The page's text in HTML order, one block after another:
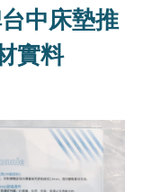
中床墊推
實料